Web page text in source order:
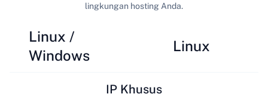
Linux /
Windows
lingkungan hosting Anda.
Linux
IP Khusus